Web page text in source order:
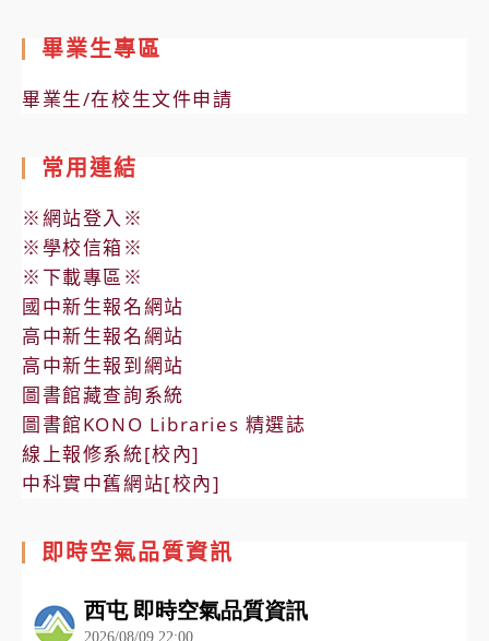
畢業生專區
畢業生/在校生文件申請
常用連結
※網站登入※
※學校信箱※
※下載專區※
國中新生報名網站
高中新生報名網站
高中新生報到網站
圖書館藏查詢系統
圖書館KONO Libraries 精選誌
線上報修系統[校內]
中科實中舊網站[校內]
即時空氣品質資訊